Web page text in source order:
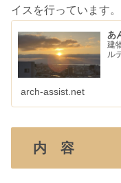
イスを行っています。
あ
建
ル
arch-assist.net
内 容